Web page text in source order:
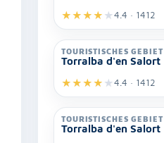
★★★★ ★4.4 · 1412
TOURISTISCHES GEBIET
Torralba d'en Salort
★★★★ ★4.4 · 1412
TOURISTISCHES GEBIET
Torralba d'en Salort